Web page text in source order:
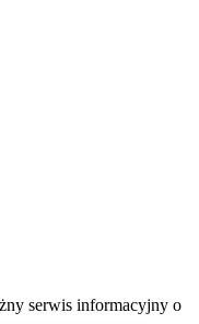
serwis informacyjny o